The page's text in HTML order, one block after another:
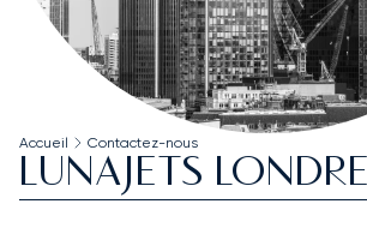
Accueil Contactez-nous
LUNAJETS